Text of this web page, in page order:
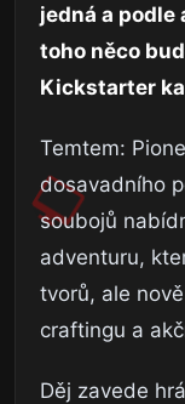
jedná a podle
toho něco
Kickstarter
Temtem:
dosavadního
soubojů
adventuru,
tvorů, ale
craftingu a
Děj zavede